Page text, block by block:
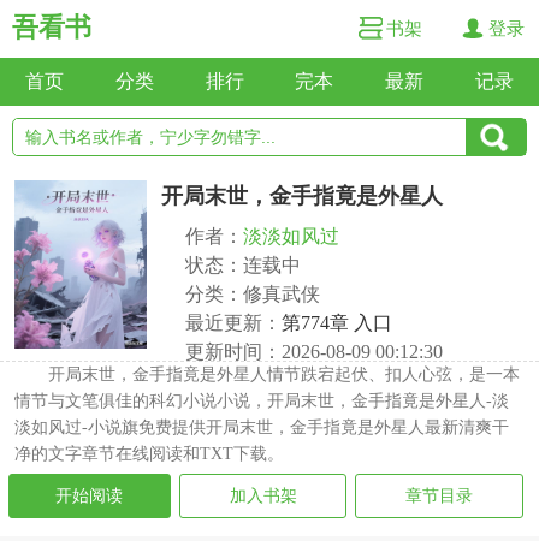
吾看书 书架 登录
首页 分类 排行 完本 最新 记录
开局末世，金手指竟是外星人
作者： 淡淡如风过
状态：连载中
分类：修真武侠
最近更新： 第774章 入口
更新时间：2026-08-09 00:12:30
开局末世，金手指竟是外星人情节跌宕起伏、扣人心弦，是一本
情节与文笔俱佳的科幻小说小说，开局末世，金手指竟是外星人-淡
淡如风过-小说旗免费提供开局末世，金手指竟是外星人最新清爽干
净的文字章节在线阅读和TXT下载。
开始阅读 加入书架 章节目录